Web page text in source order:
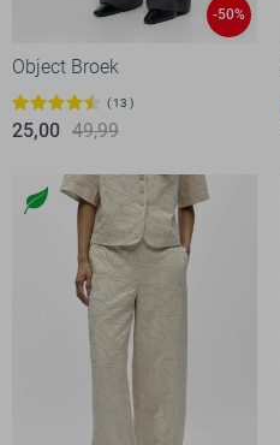
-50%
Object Broek
13
25,00 49,99